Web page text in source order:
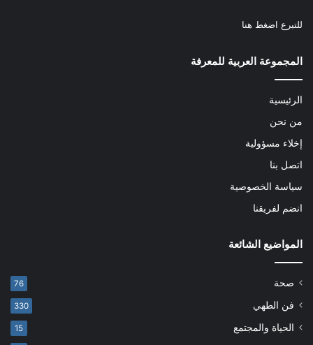
للتبرع اضغط هنا
المجموعة العربية للمعرفة
الرئيسية
من نحن
إخلاء مسؤولية
اتصل بنا
سياسة الخصوصية
انضم لفريقنا
المواضيع الشائعة
صحة 76
فن الطهي 330
الحياة والمجتمع 15